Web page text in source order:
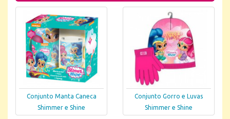
Conjunto Manta Caneca
Shimmer e Shine
Conjunto Gorro e Luvas
Shimmer e Shine